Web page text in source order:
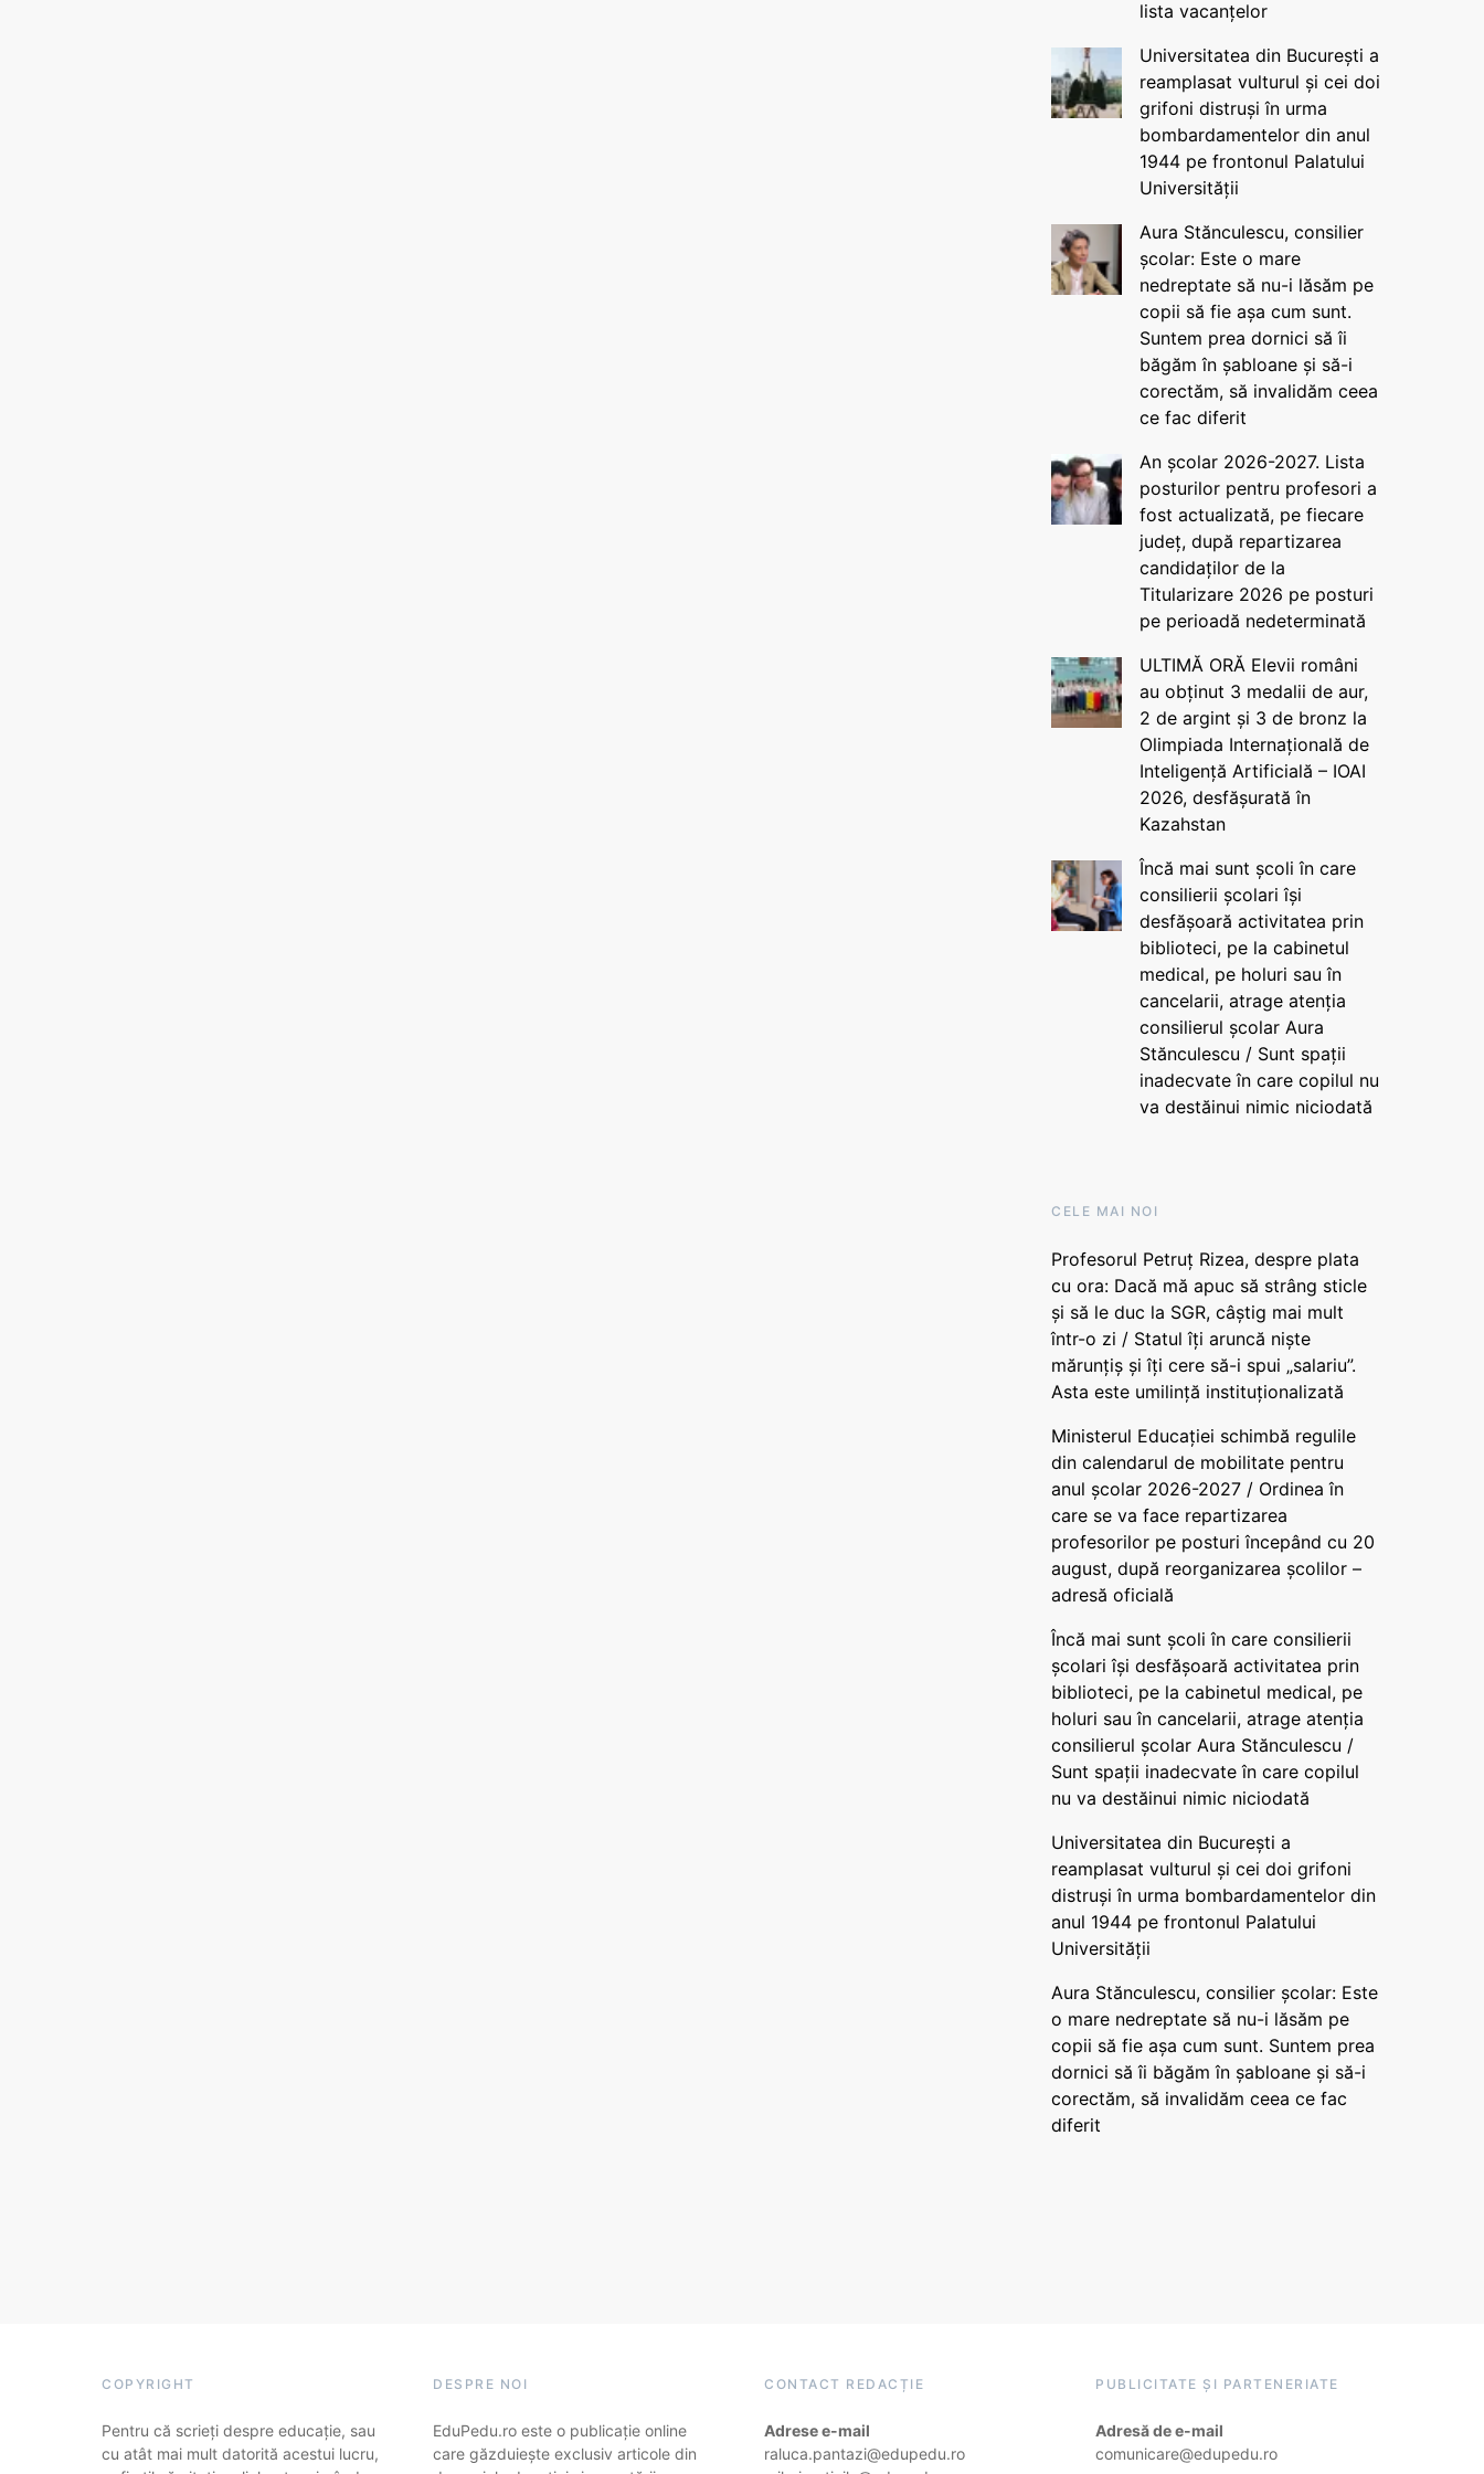
lista vacanțelor
Universitatea din București a
reamplasat vulturul și cei doi
grifoni distruși în urma
bombardamentelor din anul
1944 pe frontonul Palatului
Universității
Aura Stănculescu, consilier
școlar: Este o mare
nedreptate să nu-i lăsăm pe
copii să fie așa cum sunt.
Suntem prea dornici să îi
băgăm în șabloane și să-i
corectăm, să invalidăm ceea
ce fac diferit
An școlar 2026-2027. Lista
posturilor pentru profesori a
fost actualizată, pe fiecare
județ, după repartizarea
candidaților de la
Titularizare 2026 pe posturi
pe perioadă nedeterminată
ULTIMĂ ORĂ Elevii români
au obținut 3 medalii de aur,
2 de argint și 3 de bronz la
Olimpiada Internațională de
Inteligență Artificială – IOAI
2026, desfășurată în
Kazahstan
Încă mai sunt școli în care
consilierii școlari își
desfășoară activitatea prin
biblioteci, pe la cabinetul
medical, pe holuri sau în
cancelarii, atrage atenția
consilierul școlar Aura
Stănculescu / Sunt spații
inadecvate în care copilul nu
va destăinui nimic niciodată
CELE MAI NOI
Profesorul Petruț Rizea, despre plata
cu ora: Dacă mă apuc să strâng sticle
și să le duc la SGR, câștig mai mult
într-o zi / Statul îți aruncă niște
mărunțiș și îți cere să-i spui „salariu”.
Asta este umilință instituționalizată
Ministerul Educației schimbă regulile
din calendarul de mobilitate pentru
anul școlar 2026-2027 / Ordinea în
care se va face repartizarea
profesorilor pe posturi începând cu 20
august, după reorganizarea școlilor –
adresă oficială
Încă mai sunt școli în care consilierii
școlari își desfășoară activitatea prin
biblioteci, pe la cabinetul medical, pe
holuri sau în cancelarii, atrage atenția
consilierul școlar Aura Stănculescu /
Sunt spații inadecvate în care copilul
nu va destăinui nimic niciodată
Universitatea din București a
reamplasat vulturul și cei doi grifoni
distruși în urma bombardamentelor din
anul 1944 pe frontonul Palatului
Universității
Aura Stănculescu, consilier școlar: Este
o mare nedreptate să nu-i lăsăm pe
copii să fie așa cum sunt. Suntem prea
dornici să îi băgăm în șabloane și să-i
corectăm, să invalidăm ceea ce fac
diferit
COPYRIGHT
Pentru că scrieți despre educație, sau
cu atât mai mult datorită acestui lucru,
DESPRE NOI
EduPedu.ro este o publicație online
care găzduiește exclusiv articole din
CONTACT REDACȚIE
Adrese e-mail
raluca.pantazi@edupedu.ro
PUBLICITATE ȘI PARTENERIATE
Adresă de e-mail
comunicare@edupedu.ro